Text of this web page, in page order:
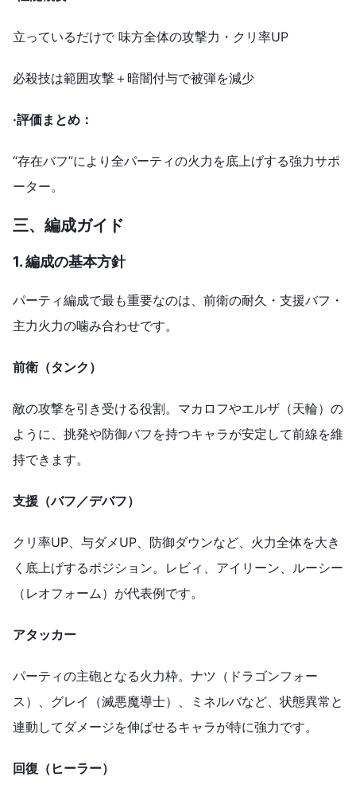
立っているだけで 味方全体の攻撃力・クリ率UP
必殺技は範囲攻撃＋暗闇付与で被弾を減少
·評価まとめ：
“存在バフ”により全パーティの火力を底上げする強力サポ
ーター。
三、 編成ガイド
1. 編成の基本方針
パーティ編成で最も重要なのは、前衛の耐久・支援バフ・
主力火力の噛み合わせです。
前衛（タンク）
敵の攻撃を引き受ける役割。マカロフやエルザ（天輪）の
ように、挑発や防御バフを持つキャラが安定して前線を維
持できます。
支援（バフ／デバフ）
クリ率UP、与ダメUP、防御ダウンなど、火力全体を大き
く底上げするポジション。レビィ、アイリーン、ルーシー
（レオフォーム）が代表例です。
アタッカー
パーティの主砲となる火力枠。ナツ（ドラゴンフォー
ス）、グレイ（滅悪魔導士）、ミネルバなど、状態異常と
連動してダメージを伸ばせるキャラが特に強力です。
回復（ヒーラー）